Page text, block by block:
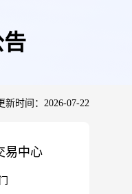
新时间：2026-07-22
易中心